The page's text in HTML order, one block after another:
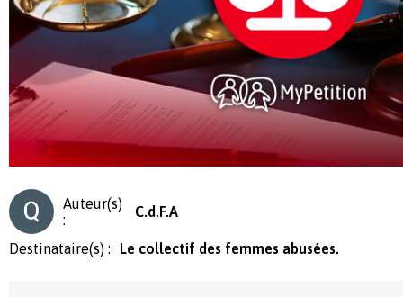
Auteur(s)
:
C.d.F.A
Destinataire(s) : Le collectif des femmes abusées.